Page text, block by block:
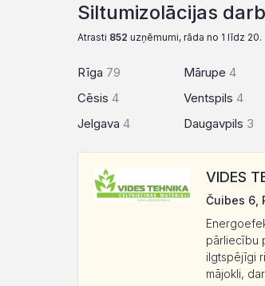
Siltumizolācijas
Atrasti 852 uzņēmumi, rāda no 1 līdz 20.
Rīga 79
Cēsis 4
Jelgava 4
Mārupe4
Ventspils4
Daugavpils 3
VIDES
Čuibes 6,
pārliecību
ilgtspējīgi
mājokli,